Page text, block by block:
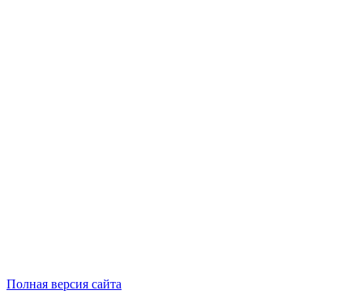
Полная версия сайта